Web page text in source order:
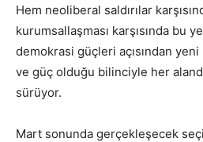
Hem neoliberal saldırılar
kurumsallaşması karşısında bu
demokrasi güçleri açısından
ve güç olduğu bilinciyle her
sürüyor.
Mart sonunda gerçekleşecek